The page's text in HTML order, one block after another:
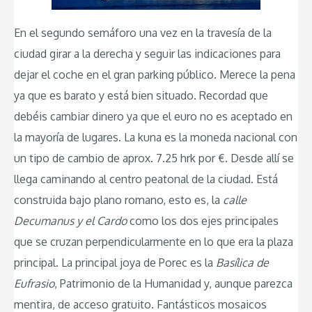
En el segundo semáforo una vez en la travesía de la
ciudad girar a la derecha y seguir las indicaciones para
dejar el coche en el gran parking público. Merece la pena
ya que es barato y está bien situado. Recordad que
debéis cambiar dinero ya que el euro no es aceptado en
la mayoría de lugares. La kuna es la moneda nacional con
un tipo de cambio de aprox. 7.25 hrk por €. Desde allí se
llega caminando al centro peatonal de la ciudad. Está
construida bajo plano romano, esto es, la calle
Decumanus y el Cardocomo los dos ejes principales
que se cruzan perpendicularmente en lo que era la plaza
principal. La principal joya de Porec es la Basílica de
Eufrasio, Patrimonio de la Humanidad y, aunque parezca
mentira, de acceso gratuito. Fantásticos mosaicos